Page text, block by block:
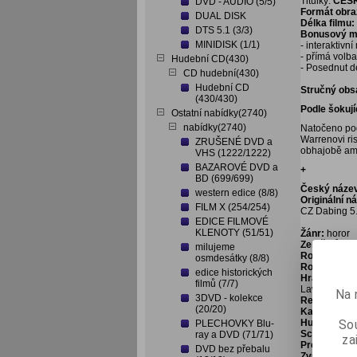
DUAL DISK
DTS 5.1 (3/3)
MINIDISK (1/1)
Hudební CD(430)
CD hudební(430)
Hudební CD
(430/430)
Ostatní nabídky(2740)
nabídky(2740)
ZRUŠENÉ DVD a
VHS (1222/1222)
BAZAROVÉ DVD a
BD (699/699)
western edice (8/8)
FILM X (254/254)
EDICE FILMOVÉ
KLENOTY (51/51)
milujeme
osmdesátky (8/8)
edice historických
filmů (7/7)
3DVD - kolekce
(20/20)
PLECHOVKY Blu-
ray a DVD (71/71)
DVD bez přebalu
Formát
Délka filmu:
Bonusový
- interaktivní
- přímá
- Posednut
Stručný
Podle
Natočeno
Warrenovi
obhajobě
+
Český
Originální
CZ Dabing
Žánr: horor
Země
Rok výroby:
Rok vydání:
Hrají:
Vera
Lawlor,
Režie:
Kamera:
Hudba:
Scénář:
Produkce:
Na